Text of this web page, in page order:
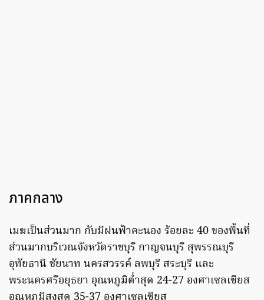
ภาคกลาง
เมฆเป็นส่วนมาก กับมีฝนฟ้าคะนอง ร้อยละ 40 ของพื้นที่
ส่วนมากบริเวณจังหวัดราชบุรี กาญจนบุรี สุพรรณบุรี
อุทัยธานี ชัยนาท นครสวรรค์ ลพบุรี สระบุรี และ
พระนครศรีอยุธยา อุณหภูมิต่ำสุด 24-27 องศาเซลเซียส